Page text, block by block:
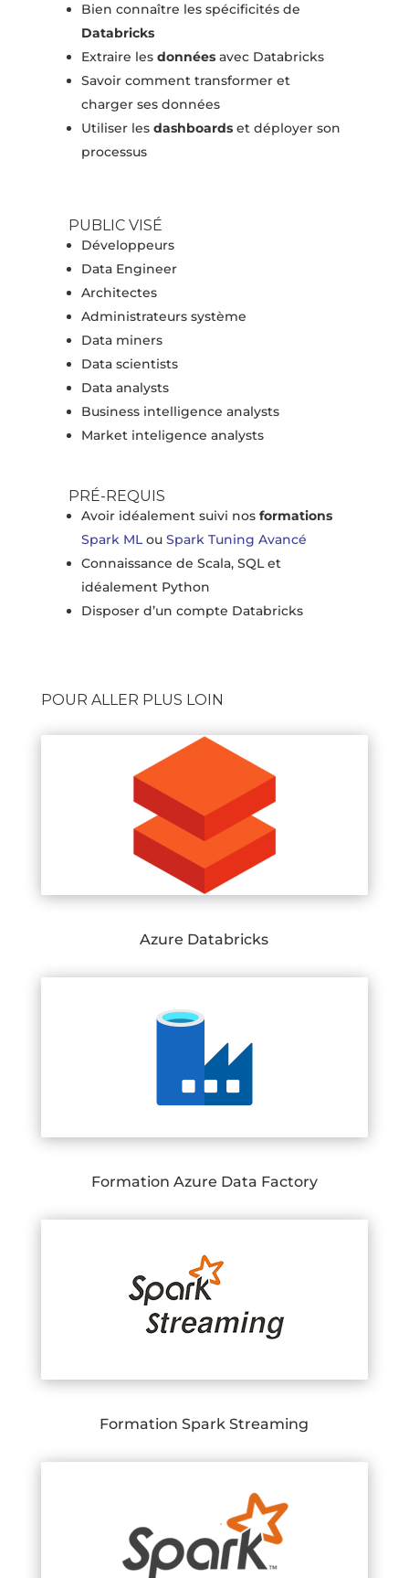
Bien connaître les spécificités de
Databricks
Extraire les donnéesavec Databricks
Savoir comment transformer et
charger ses données
Utiliser les dashboardset déployer son
processus
PUBLIC VISÉ
Développeurs
Data Engineer
Architectes
Administrateurs système
Data miners
Data scientists
Data analysts
Business intelligence analysts
Market inteligence analysts
PRÉ-REQUIS
Avoir idéalement suivi nos formations
Spark MLou Spark Tuning Avancé
Connaissance de Scala, SQL et
idéalement Python
Disposer d’un compte Databricks
POUR ALLER PLUS LOIN
Azure Databricks
Formation Azure Data Factory
Formation Spark Streaming